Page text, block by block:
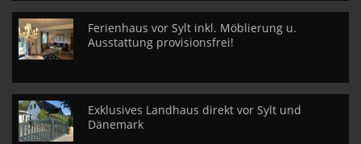
Ferienhaus vor Sylt inkl. Möblierung u.
Ausstattung provisionsfrei!
Exklusives Landhaus direkt vor Sylt und
Dänemark